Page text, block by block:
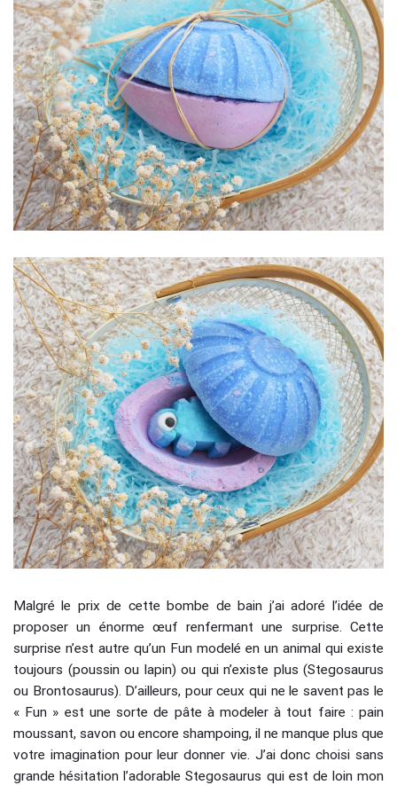
Malgré le prix de cette bombe de bain j’ai adoré l’idée de
proposer un énorme œuf renfermant une surprise. Cette
surprise n’est autre qu’un Fun modelé en un animal qui existe
toujours (poussin ou lapin) ou qui n’existe plus (Stegosaurus
ou Brontosaurus). D’ailleurs, pour ceux qui ne le savent pas le
« Fun » est une sorte de pâte à modeler à tout faire : pain
moussant, savon ou encore shampoing, il ne manque plus que
votre imagination pour leur donner vie. J’ai donc choisi sans
grande hésitation l’adorable Stegosaurus qui est de loin mon